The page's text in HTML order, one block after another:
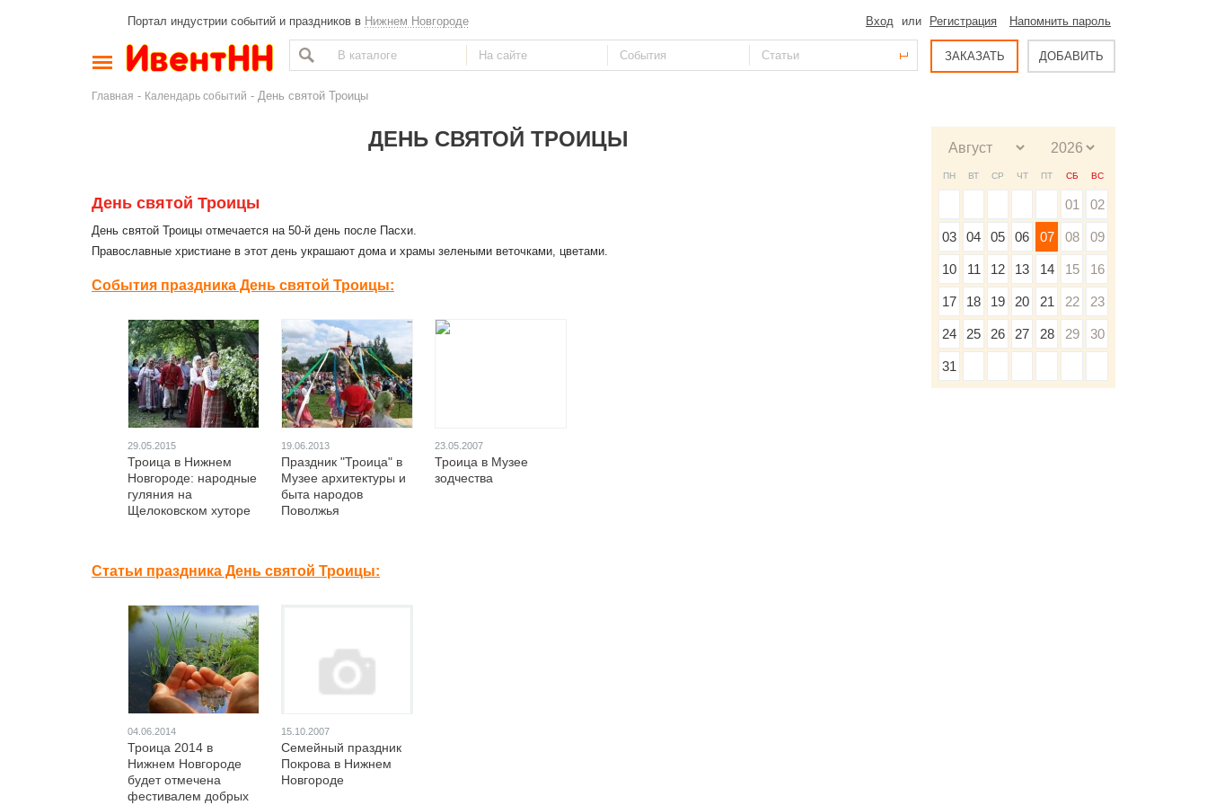
Портал индустрии событий и праздников в Нижнем Новгороде Вход или Регистрация Напомнить пароль
ЗАКАЗАТЬ ДОБАВИТЬ
Главная - Календарь событий - День святой Троицы
ДЕНЬ СВЯТОЙ ТРОИЦЫ
День святой Троицы
День святой Троицы отмечается на 50-й день после Пасхи.
Православные христиане в этот день украшают дома и храмы зелеными веточками, цветами.
События праздника День святой Троицы:
29.05.2015
Троица в Нижнем
Новгороде: народные
гуляния на
Щелоковском хуторе
19.06.2013
Праздник "Троица" в
Музее архитектуры и
быта народов
Поволжья
23.05.2007
Троица в Музее
зодчества
Статьи праздника День святой Троицы:
04.06.2014
Троица 2014 в
Нижнем Новгороде
будет отмечена
фестивалем добрых
15.10.2007
Семейный праздник
Покрова в Нижнем
Новгороде
ПН ВТ СР ЧТ ПТ СБ ВС
01 02
03 04 05 06 07 08 09
10 11 12 13 14 15 16
17 18 19 20 21 22 23
24 25 26 27 28 29 30
31